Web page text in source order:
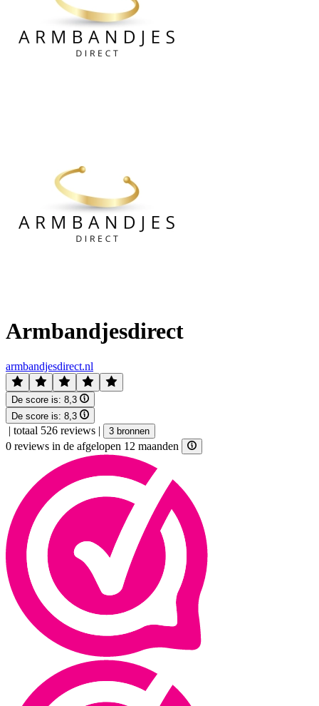
Armbandjesdirect
armbandjesdirect.nl
De score is: 8,3
De score is: 8,3
| totaal 526 reviews | 3 bronnen
0 reviews in de afgelopen 12 maanden